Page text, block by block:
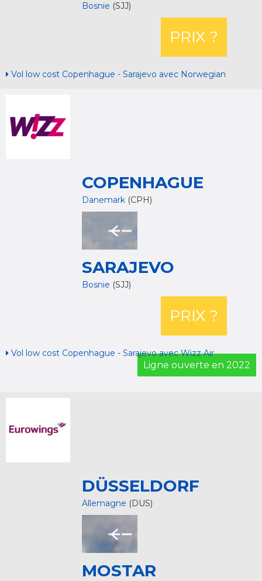
Bosnie (SJJ)
PRIX ?
Vol low cost Copenhague - Sarajevo avec Norwegian
COPENHAGUE
Danemark (CPH)
SARAJEVO
Bosnie (SJJ)
PRIX ?
Vol low cost Copenhague - Sarajevo avec Wizz Air
Ligne ouverte en 2022
DÜSSELDORF
Allemagne (DUS)
MOSTAR